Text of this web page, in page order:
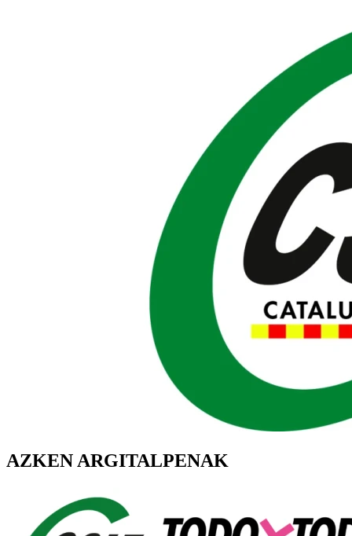
AZKEN ARGITALPENAK